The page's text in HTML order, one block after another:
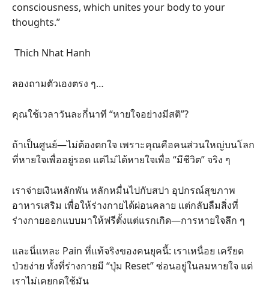
consciousness, which unites your body to your
thoughts.”
Thich Nhat Hanh
ลองถามตัวเองตรง ๆ…
คุณใช้เวลาวันละกี่นาที “หายใจอย่างมีสติ”?
ถ้าเป็นศูนย์—ไม่ต้องตกใจ เพราะคุณคือคนส่วนใหญ่บนโลก
ที่หายใจเพื่ออยู่รอด แต่ไม่ได้หายใจเพื่อ “มีชีวิต” จริง ๆ
เราจ่ายเงินหลักพัน หลักหมื่นไปกับสปา อุปกรณ์สุขภาพ
อาหารเสริม เพื่อให้ร่างกายได้ผ่อนคลาย แต่กลับลืมสิ่งที่
ร่างกายออกแบบมาให้ฟรีตั้งแต่แรกเกิด—การหายใจลึก ๆ
และนี่แหละ Pain ที่แท้จริงของคนยุคนี้: เราเหนื่อย เครียด
ป่วยง่าย ทั้งที่ร่างกายมี “ปุ่ม Reset” ซ่อนอยู่ในลมหายใจ แต่
เราไม่เคยกดใช้มัน